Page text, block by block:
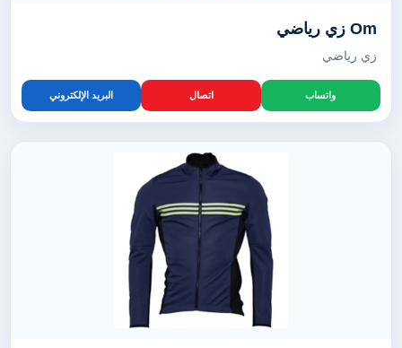
Om زي رياضي
زي رياضي
واتساب اتصال البريد الإلكتروني